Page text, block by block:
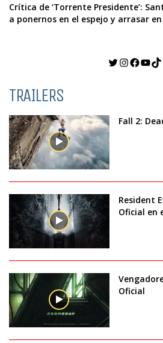
Crítica de ‘Torrente Presidente’:
a ponernos en el espejo y arrasar
Twitter
TRAILERS
Fall 2:
Resident
Oficial en
Oficial